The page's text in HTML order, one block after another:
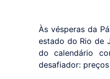
Às vésperas da
estado do Rio de
do calendário
desafiador: